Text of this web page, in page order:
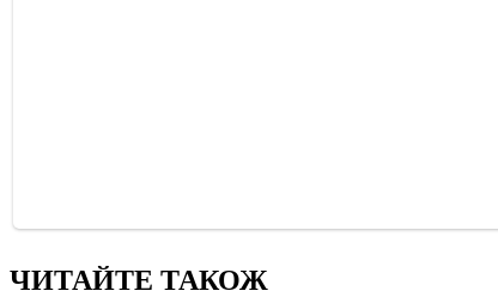
ЧИТАЙТЕ ТАКОЖ